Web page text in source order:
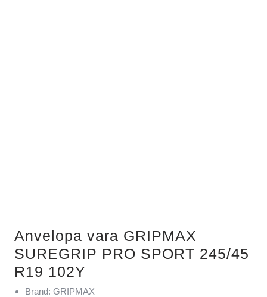
Anvelopa vara GRIPMAX
SUREGRIP PRO SPORT 245/45
R19 102Y
Brand: GRIPMAX